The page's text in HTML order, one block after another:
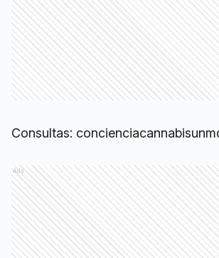
Consultas:
Ads